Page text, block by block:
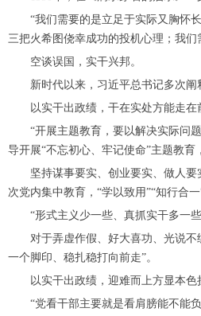
“我们需要的是立足于实际又胸怀长
三把火希图侥幸成功的投机心理；我
空谈误国，实干兴邦。
新时代以来，习近平总书记多次阐释
以实干出政绩，干在实处方能走在
“开展主题教育，要以解决实际问题
导开展“不忘初心、牢记使命”主题教
坚持谋事要实、创业要实、做人要
次党内集中教育，“学以致用”“知行合一
“形式主义少一些、真抓实干多一些
对于弄虚作假、好大喜功、光说不
一个脚印、稳扎稳打向前走”。
以实干出政绩，迎难而上方显本色
“党看干部主要就是看肩膀能不能负